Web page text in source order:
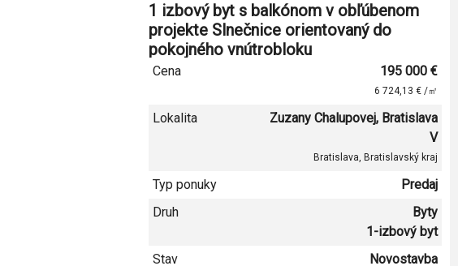
1 izbový byt s balkónom v obľúbenom
projekte Slnečnice orientovaný do
pokojného vnútrobloku
Cena 195 000 €
6 724,13 € /㎡
Lokalita Zuzany Chalupovej, Bratislava
V
Bratislava, Bratislavský kraj
Typ ponuky
Predaj
Druh
Byty
1-izbový byt
Stav
Novostavba